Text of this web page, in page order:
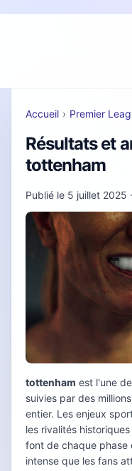
Accueil › Premier
Résultats et
tottenham
Publié le 5 juillet 2025
tottenham est l'une
suivies par des
entier. Les enjeux
les rivalités
font de chaque phase
intense que les fans